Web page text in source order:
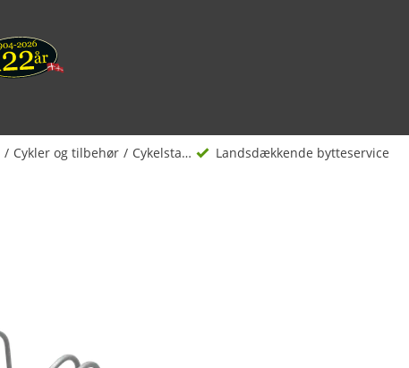
Cykler og tilbehør Cykelstativer Landsdækkende bytteservice